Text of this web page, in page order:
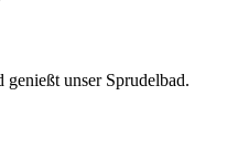
unser Sprudelbad.